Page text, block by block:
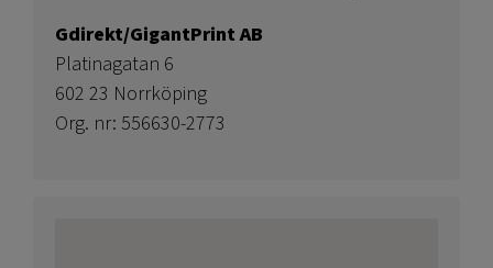
Gdirekt/GigantPrint AB
Platinagatan 6
602 23 Norrköping
Org. nr: 556630-2773